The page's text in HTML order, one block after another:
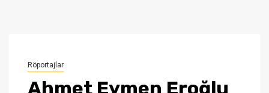
Röportajlar
Ahmet Eymen Eroğlu